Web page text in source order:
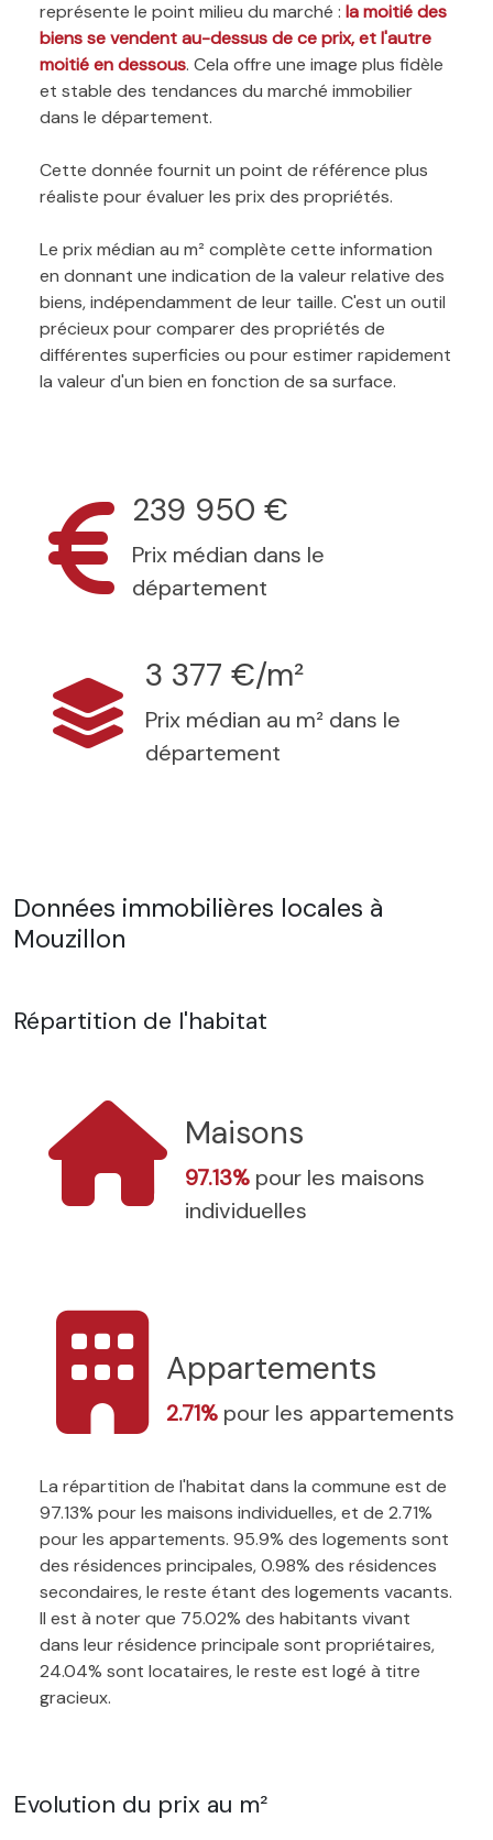
représente le point milieu du marché : la moitié des
biens se vendent au-dessus de ce prix, et l'autre
moitié en dessous. Cela offre une image plus fidèle
et stable des tendances du marché immobilier
dans le département.
Cette donnée fournit un point de référence plus
réaliste pour évaluer les prix des propriétés.
Le prix médian au m² complète cette information
en donnant une indication de la valeur relative des
biens, indépendamment de leur taille. C'est un outil
précieux pour comparer des propriétés de
différentes superficies ou pour estimer rapidement
la valeur d'un bien en fonction de sa surface.
239 950 €
Prix médian dans le
département
3 377 €/m²
Prix médian au m² dans le
département
Données immobilières locales à
Mouzillon
Répartition de l'habitat
Maisons
97.13% pour les maisons
individuelles
Appartements
2.71% pour les appartements
La répartition de l'habitat dans la commune est de
97.13% pour les maisons individuelles, et de 2.71%
pour les appartements. 95.9% des logements sont
des résidences principales, 0.98% des résidences
secondaires, le reste étant des logements vacants.
Il est à noter que 75.02% des habitants vivant
dans leur résidence principale sont propriétaires,
24.04% sont locataires, le reste est logé à titre
gracieux.
Evolution du prix au m²